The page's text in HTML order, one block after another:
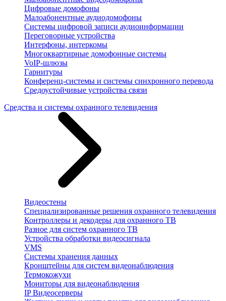
Цифровые домофоны
Малоабонентные аудиодомофоны
Системы цифровой записи аудиоинформации
Переговорные устройства
Интерфоны, интеркомы
Многоквартирные домофонные системы
VoIP-шлюзы
Гарнитуры
Конференц-системы и системы синхронного перевода
Средоустойчивые устройства связи
Средства и системы охранного телевидения
Видеостены
Специализированные решения охранного телевидения
Контроллеры и декодеры для охранного ТВ
Разное для систем охранного ТВ
Устройства обработки видеосигнала
VMS
Системы хранения данных
Кронштейны для систем видеонаблюдения
Термокожухи
Мониторы для видеонаблюдения
IP Видеосерверы